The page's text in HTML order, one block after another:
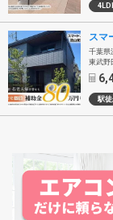
スマ
千葉県
東武野
駅